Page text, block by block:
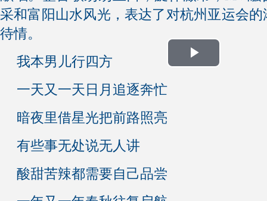
采和富阳山水风光，表达了对杭州亚运会
待情。
Play
我本男儿行四方
一天又一天日月追逐奔忙
暗夜里借星光把前路照亮
有些事无处说无人讲
酸甜苦辣都需要自己品尝